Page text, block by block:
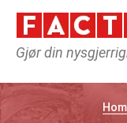
Gjør din